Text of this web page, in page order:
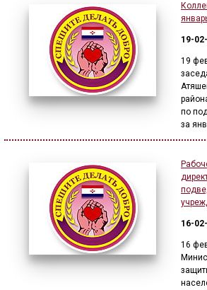
19-
19
по
за
16-
16